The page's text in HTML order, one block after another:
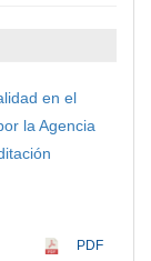
en el
la Agencia
PDF